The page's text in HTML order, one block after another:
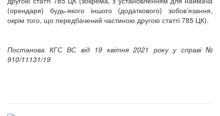
(орендаря) будь-якого іншого (додаткового) зобов’язання,
окрім того, що передбачений частиною другою статті 785 ЦК).
Постанова КГС ВС від 19 квітня 2021 року у справі №
910/11131/19